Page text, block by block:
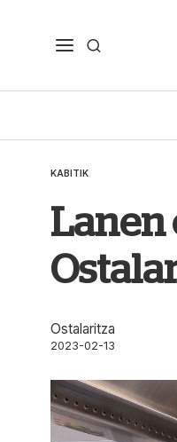
KABITIK
Lanen
Ostalaritza
2023-02-13